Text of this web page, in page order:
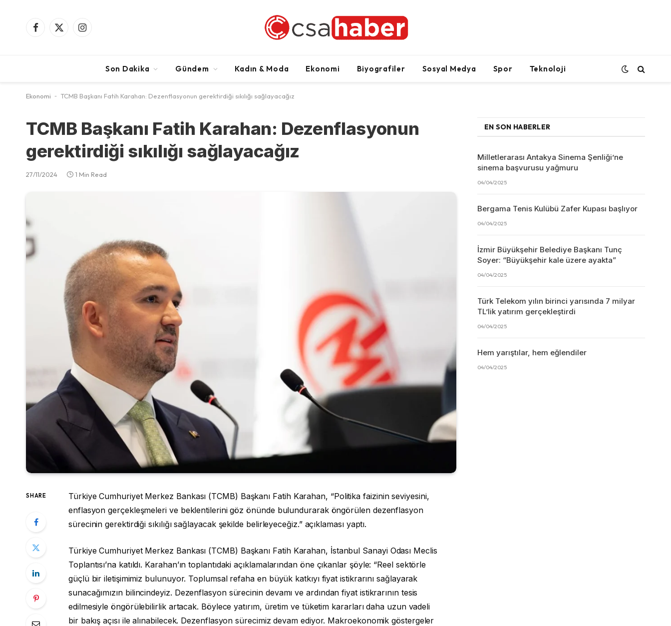
Facebook
X
Instagram
Son Dakika Gündem Kadın & Moda Ekonomi Biyografiler Sosyal Medya Spor Teknoloji
Ekonomi - TCMB Başkanı Fatih Karahan: Dezenflasyonun gerektirdiği sıkılığı sağlayacağız
TCMB Başkanı Fatih Karahan: Dezenflasyonun
gerektirdiği sıkılığı sağlayacağız
27/11/2024 1 Min Read
SHARE
Türkiye Cumhuriyet Merkez Bankası (TCMB) Başkanı Fatih Karahan, “Politika faizinin seviyesini,
enflasyon gerçekleşmeleri ve beklentilerini göz önünde bulundurarak öngörülen dezenflasyon
sürecinin gerektirdiği sıkılığı sağlayacak şekilde belirleyeceğiz.” açıklaması yaptı.
Türkiye Cumhuriyet Merkez Bankası (TCMB) Başkanı Fatih Karahan, İstanbul Sanayi Odası Meclis
Toplantısı’na katıldı. Karahan’ın toplantıdaki açıklamalarından öne çıkanlar şöyle: “Reel sektörle
güçlü bir iletişimimiz bulunuyor. Toplumsal refaha en büyük katkıyı fiyat istikrarını sağlayarak
sunacağımızın bilincindeyiz. Dezenflasyon sürecinin devamı ve ardından fiyat istikrarının tesis
edilmesiyle öngörülebilirlik artacak. Böylece yatırım, üretim ve tüketim kararları daha uzun vadeli
bir bakış açısı ile alınabilecek. Dezenflasyon sürecimiz devam ediyor. Makroekonomik göstergeler
EN SON HABERLER
Milletlerarası Antakya Sinema Şenliği’ne
sinema başvurusu yağmuru
04/04/2025
Bergama Tenis Kulübü Zafer Kupası başlıyor
04/04/2025
İzmir Büyükşehir Belediye Başkanı Tunç
Soyer: “Büyükşehir kale üzere ayakta”
04/04/2025
Türk Telekom yılın birinci yarısında 7 milyar
TL’lik yatırım gerçekleştirdi
04/04/2025
Hem yarıştılar, hem eğlendiler
04/04/2025